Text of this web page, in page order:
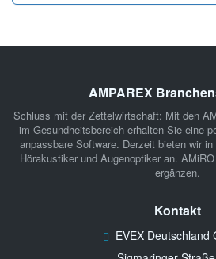
AMPAREX
Schluss mit der Zettelwirtschaft: Mit den
im Gesundheitsbereich erhalten Sie eine
anpassbare Software. Derzeit bieten wir
Hörakustiker und Augenoptiker an. AMiRO
ergänzen.
Kontakt
EVEX Deutschland